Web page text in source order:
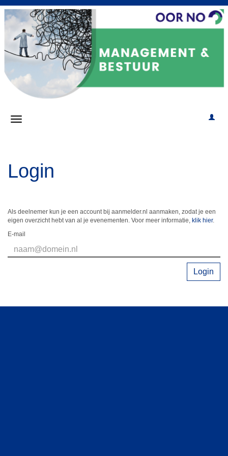
Login
Als deelnemer kun je een account bij aanmelder.nl aanmaken, zodat je een
eigen overzicht hebt van al je evenementen. Voor meer informatie, klik hier.
E-mail
Login